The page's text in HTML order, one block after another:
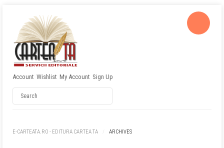
Account Wishlist My Account Sign Up
E-CARTEATA.RO - EDITURA CARTEA TA ARCHIVES